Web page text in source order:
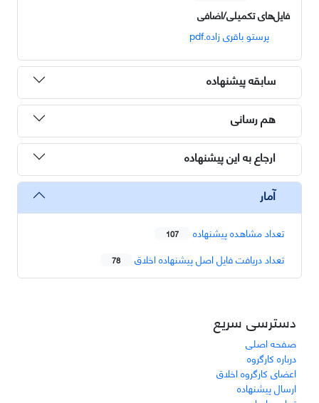
فایل‌های تکمیلی/اضافی
پرستو باقری زاده.pdf
سابقه پیشنهاده
هم رسانی
ارجاع به این پیشنهاده
آمار
تعداد مشاهده پیشنهاده 107
تعداد دریافت فایل اصل پیشنهاده اخلاق 78
دسترسی سریع
صفحه اصلی
درباره کارگروه
اعضای کارگروه اخلاق
ارسال پیشنهاده